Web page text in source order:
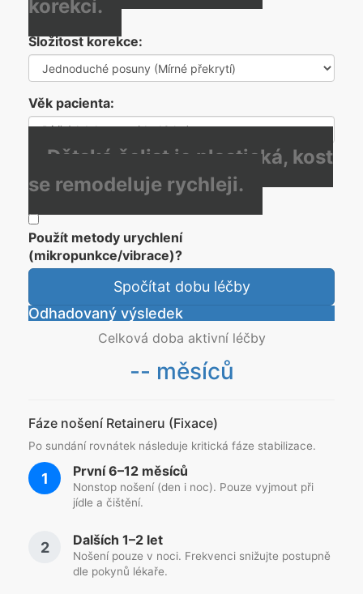
korekcí.
Složitost korekce:
Věk pacienta:
Dětská čelist je plastická, kost
se remodeluje rychleji.
Použít metody urychlení
(mikropunkce/vibrace)?
Spočítat dobu léčby
Odhadovaný výsledek
Celková doba aktivní léčby
-- měsíců
Fáze nošení Retaineru (Fixace)
Po sundání rovnátek následuje kritická fáze stabilizace.
1 První 6–12 měsíců
Nonstop nošení (den i noc). Pouze vyjmout při
jídle a čištění.
2 Dalších 1–2 let
Nošení pouze v noci. Frekvenci snižujte postupně
dle pokynů lékaře.